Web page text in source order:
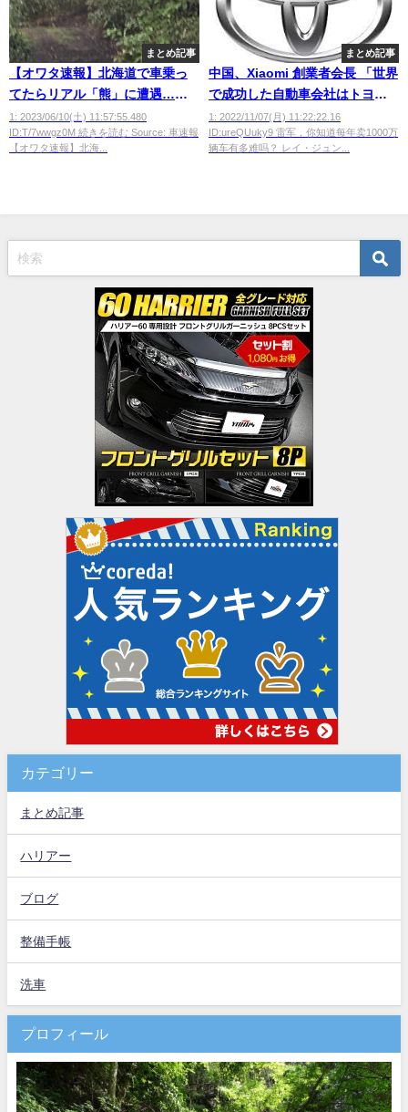
まとめ記事
【オワタ速報】北海道で車乗っ
てたらリアル「熊」に遭遇…母
ちゃん今までありがとう
1: 2023/06/10(土) 11:57:55.480
ID:T/7wwgz0M 続きを読む Source: 車速報
【オワタ速報】北海...
まとめ記事
中国、Xiaomi 創業者会長 「世界
で成功した自動車会社はトヨタ
だけだ。年間1000万台の車を売
るのがどれだけ難しいか知って
いるか？」
1: 2022/11/07(月) 11:22:22.16
ID:ureQUuky9 雷军，你知道每年卖1000万
辆车有多难吗？ レイ・ジュン...
カテゴリー
まとめ記事
ハリアー
ブログ
整備手帳
洗車
プロフィール